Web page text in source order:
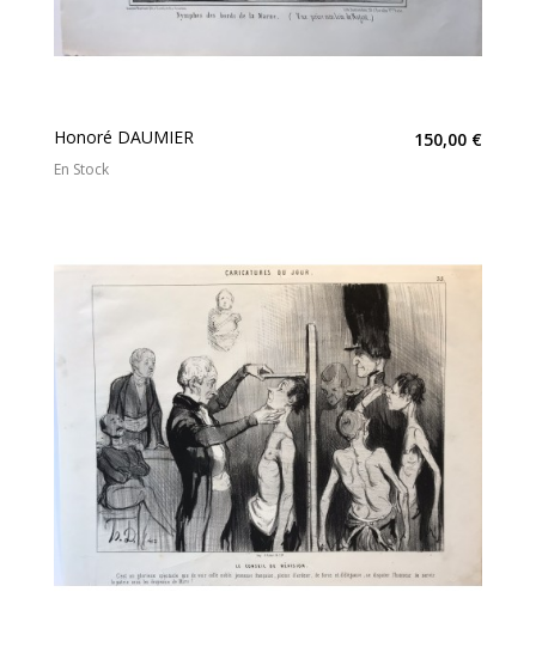
Honoré DAUMIER 150,00 €
En Stock